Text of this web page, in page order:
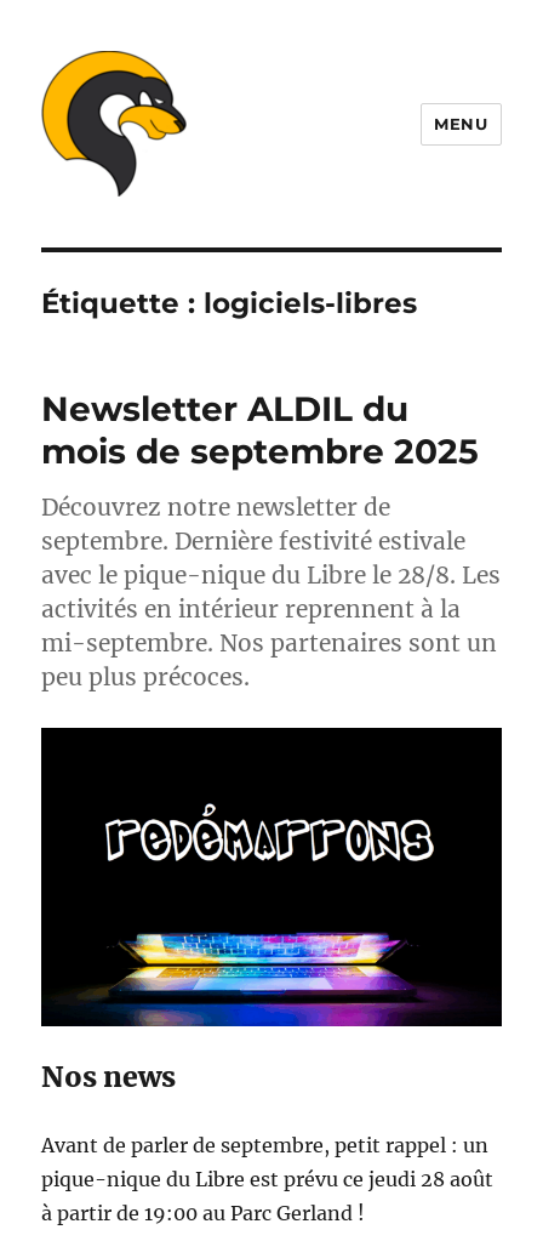
MENU
Étiquette : logiciels-libres
Newsletter ALDIL du
mois de septembre 2025
Découvrez notre newsletter de
septembre. Dernière festivité estivale
avec le pique-nique du Libre le 28/8. Les
activités en intérieur reprennent à la
mi-septembre. Nos partenaires sont un
peu plus précoces.
Nos news
Avant de parler de septembre, petit rappel : un
pique-nique du Libre est prévu ce jeudi 28 août
à partir de 19:00 au Parc Gerland !